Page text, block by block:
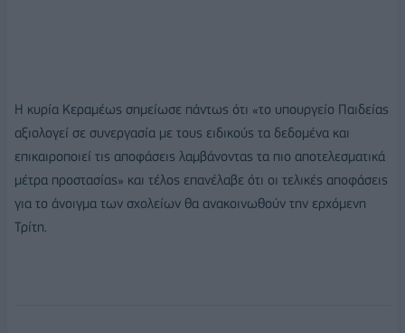
Η κυρία Κεραμέως σημείωσε πάντως ότι «το υπουργείο Παιδείας
αξιολογεί σε συνεργασία με τους ειδικούς τα δεδομένα και
επικαιροποιεί τις αποφάσεις λαμβάνοντας τα πιο αποτελεσματικά
μέτρα προστασίας» και τέλος επανέλαβε ότι οι τελικές αποφάσεις
για το άνοιγμα των σχολείων θα ανακοινωθούν την ερχόμενη
Τρίτη.